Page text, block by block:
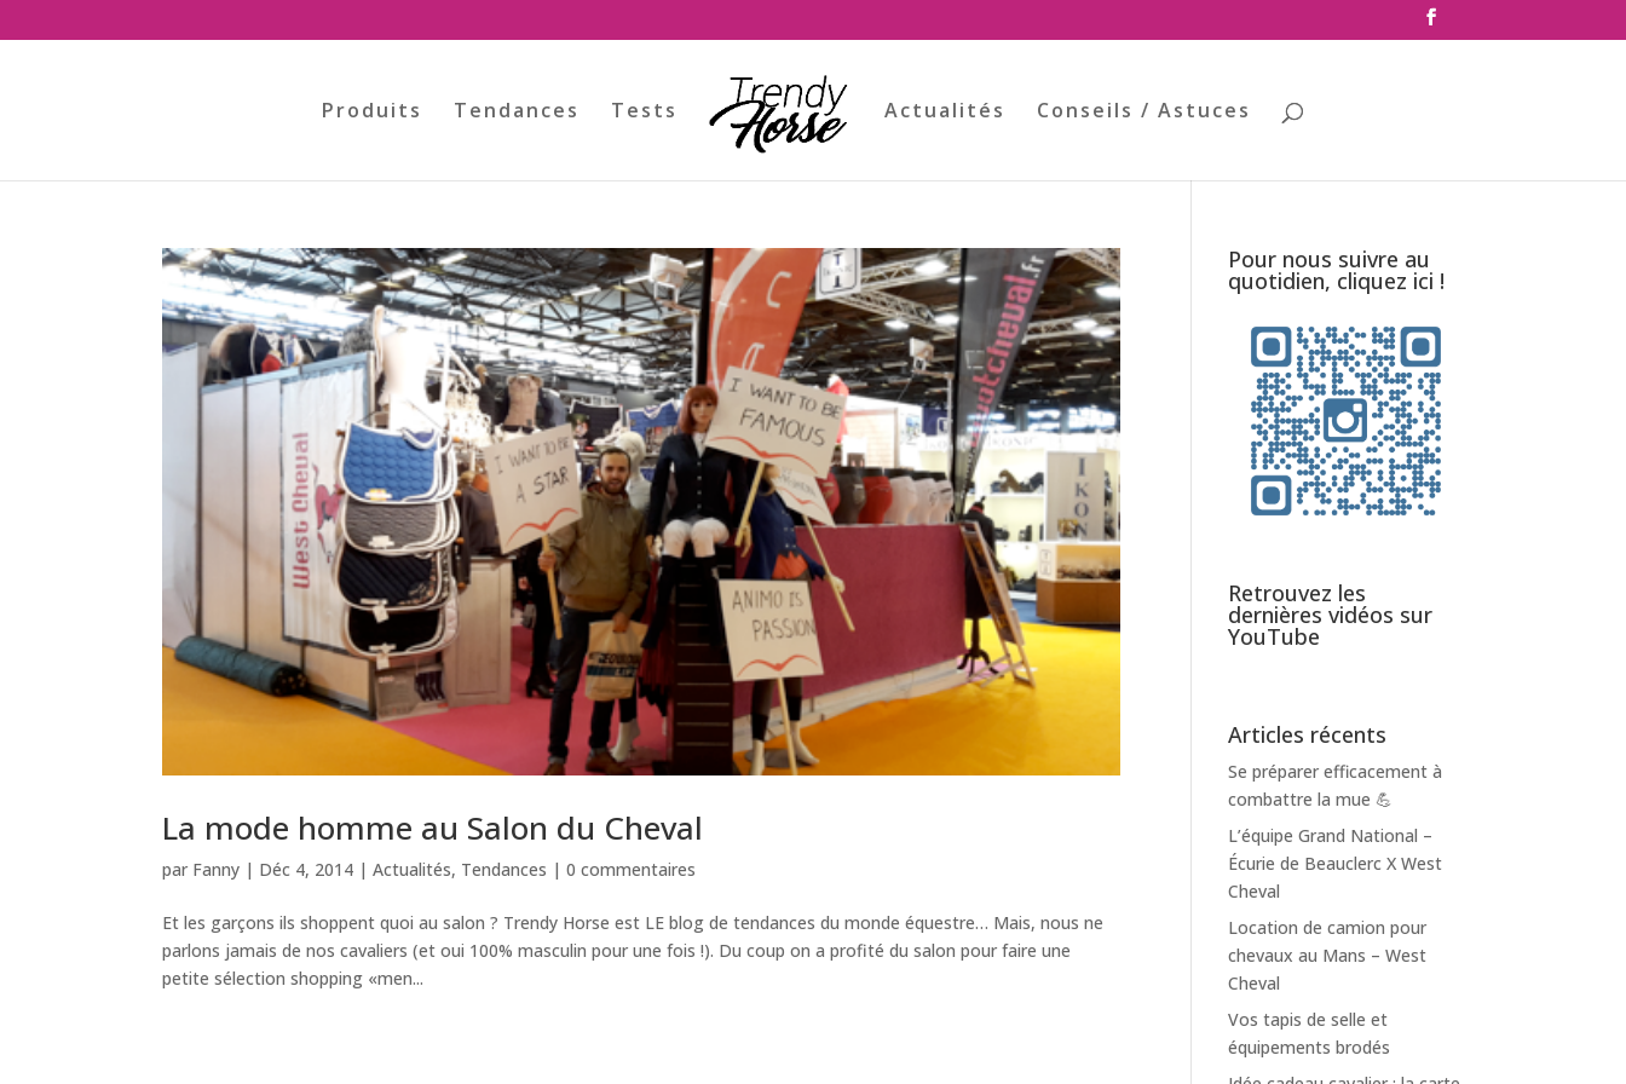
Produits Tendances Tests Actualités Conseils / Astuces
La mode homme au Salon du Cheval
par Fanny | Déc 4, 2014 |Actualités, Tendances |0 commentaires
Et les garçons ils shoppent quoi au salon ? Trendy Horse est LE blog de tendances du monde équestre… Mais, nous ne
parlons jamais de nos cavaliers (et oui 100% masculin pour une fois !). Du coup on a profité du salon pour faire une
petite sélection shopping «men...
Pour nous suivre au
quotidien, cliquez ici !
Retrouvez les
dernières vidéos sur
YouTube
Articles récents
Se préparer efficacement à
combattre la mue 💪
L’équipe Grand National –
Écurie de Beauclerc X West
Cheval
Location de camion pour
chevaux au Mans – West
Cheval
Vos tapis de selle et
équipements brodés